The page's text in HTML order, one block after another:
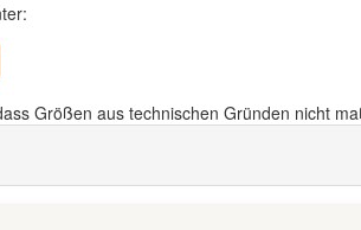
Größen aus technischen Gründen nicht